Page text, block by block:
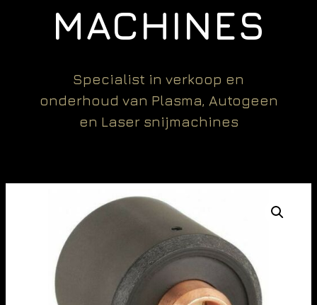
MACHINES
Specialist in verkoop en
onderhoud van Plasma, Autogeen
en Laser snijmachines